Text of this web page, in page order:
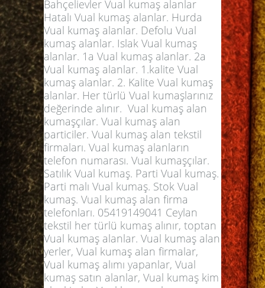
Bahçelievler Vual kumaş alanlar
Hatalı Vual kumaş alanlar. Hurda
Vual kumaş alanlar. Defolu Vual
kumaş alanlar. Islak Vual kumaş
alanlar. 1a Vual kumaş alanlar. 2a
Vual kumaş alanlar. 1.kalite Vual
kumaş alanlar. 2. Kalite Vual kumaş
alanlar. Her türlü Vual kumaşlarınız
değerinde alınır. Vual kumaş alan
kumaşçılar. Vual kumaş alan
particiler. Vual kumaş alan tekstil
firmaları. Vual kumaş alanların
telefon numarası. Vual kumaşçılar.
Satılık Vual kumaş. Parti Vual kumaş.
Parti malı Vual kumaş. Stok Vual
kumaş. Vual kumaş alan firma
telefonları. 05419149041 Ceylan
tekstil her türlü kumaş alınır, toptan
Vual kumaş alanlar. Vual kumaş alan
yerler, Vual kumaş alan firmalar,
Vual kumaş alımı yapanlar, Vual
kumaş satın alanlar, Vual kumaş kim